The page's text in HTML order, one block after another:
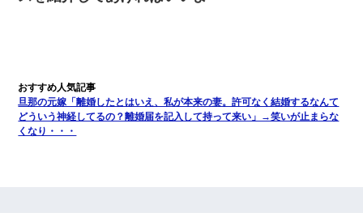
旦那の元嫁「離婚したとはいえ、私が本来の妻。許可なく結婚するなんて
どういう神経してるの？離婚届を記入して持って来い」→笑いが止まらな
くなり・・・